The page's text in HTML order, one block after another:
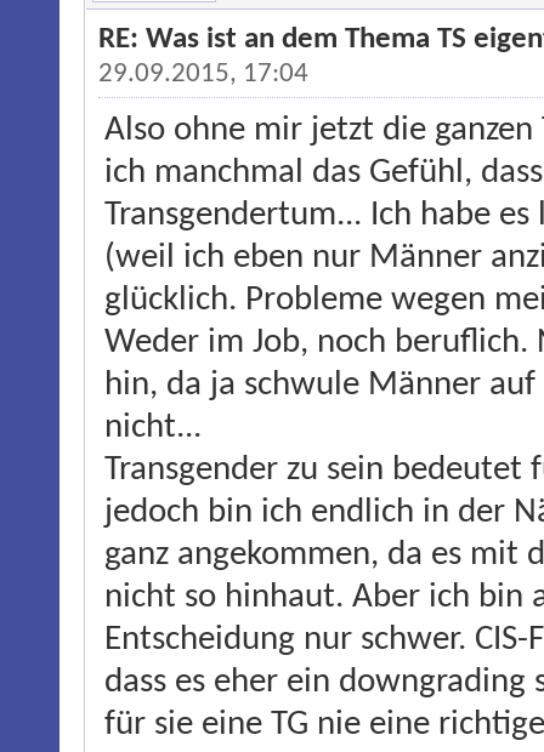
RE: Was ist an dem Thema TS
29.09.2015, 17:04
Also ohne mir jetzt die ganzen
ich manchmal das Gefühl,
Transgendertum... Ich habe
(weil ich eben nur Männer
glücklich. Probleme wegen
Weder im Job, noch
hin, da ja schwule Männer
nicht...
Transgender zu sein
jedoch bin ich endlich in der
ganz angekommen, da es mit
nicht so hinhaut. Aber ich bin
Entscheidung nur schwer.
dass es eher ein
für sie eine TG nie eine